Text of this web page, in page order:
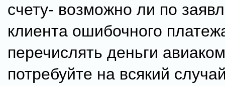
счету- возможно ли по
клиента ошибочного
перечислять деньги
потребуйте на всякий